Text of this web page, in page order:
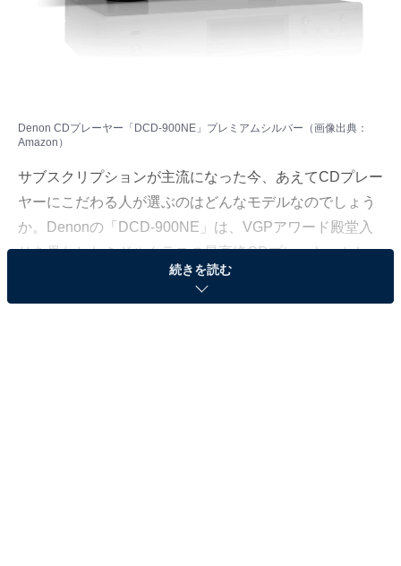
Denon CDプレーヤー「DCD-900NE」プレミアムシルバー（画像出典：
Amazon）
サブスクリプションが主流になった今、あえてCDプレー
ヤーにこだわる人が選ぶのはどんなモデルなのでしょう
か。Denonの「DCD-900NE」は、VGPアワード殿堂入
りを果たしたミドルクラスの最高峰CDプレーヤーとし
て、オーディオファンから支持を集め続けているモデル
です。なぜこれだけ選ばれ続けているのか、その理由を
続きを読む